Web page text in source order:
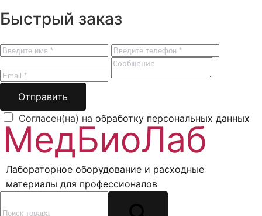
Быстрый заказ
Отправить
Согласен(на) на обработку персональных данных
Лабораторное оборудование и расходные
материалы для профессионалов